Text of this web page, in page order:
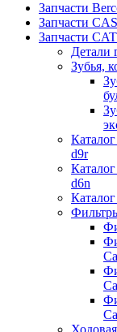
Запчасти
Запчасти
Запчасти
Детали
Зубья,
d9r
d6n